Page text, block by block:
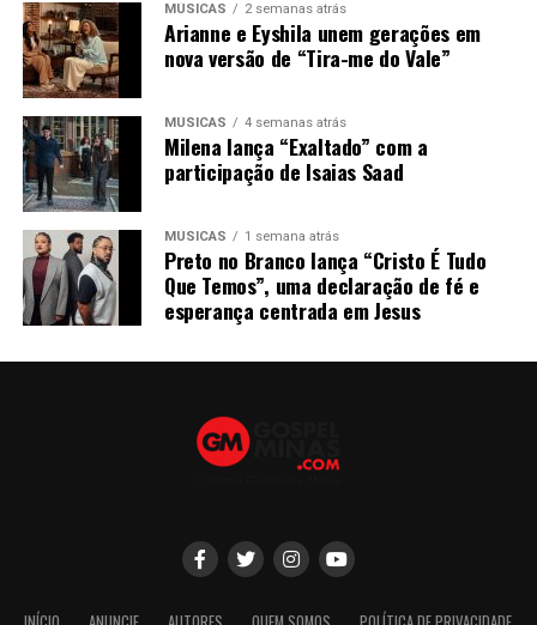
MÚSICAS 2 semanas atrás
Arianne e Eyshila unem gerações em
nova versão de “Tira-me do Vale”
MÚSICAS 4 semanas atrás
Milena lança “Exaltado” com a
participação de Isaias Saad
MÚSICAS 1 semana atrás
Preto no Branco lança “Cristo É Tudo
Que Temos”, uma declaração de fé e
esperança centrada em Jesus